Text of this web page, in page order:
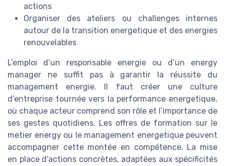
actions
Organiser des ateliers ou challenges internes
autour de la transition energetique et des energies
renouvelables
L’emploi d’un responsable energie ou d’un energy
manager ne suffit pas à garantir la réussite du
management energie. Il faut créer une culture
d’entreprise tournée vers la performance energetique,
où chaque acteur comprend son rôle et l’importance de
ses gestes quotidiens. Les offres de formation sur le
metier energy ou le management energetique peuvent
accompagner cette montée en compétence. La mise
en place d’actions concrètes, adaptées aux spécificités